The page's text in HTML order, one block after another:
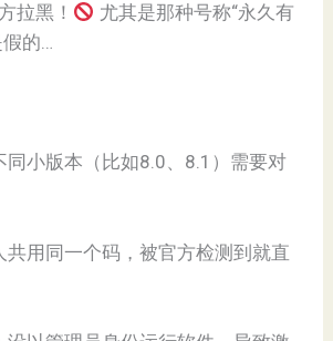
拉黑！
尤其是那种号称“永久有
假的…
同小版本（比如8.0、8.1）需要对
共用同一个码，被官方检测到就直